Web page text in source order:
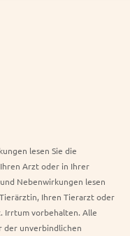
lesen Sie die
Arzt oder in Ihrer
Nebenwirkungen lesen
Ihren Tierarzt oder
Irrtum vorbehalten. Alle
der unverbindlichen